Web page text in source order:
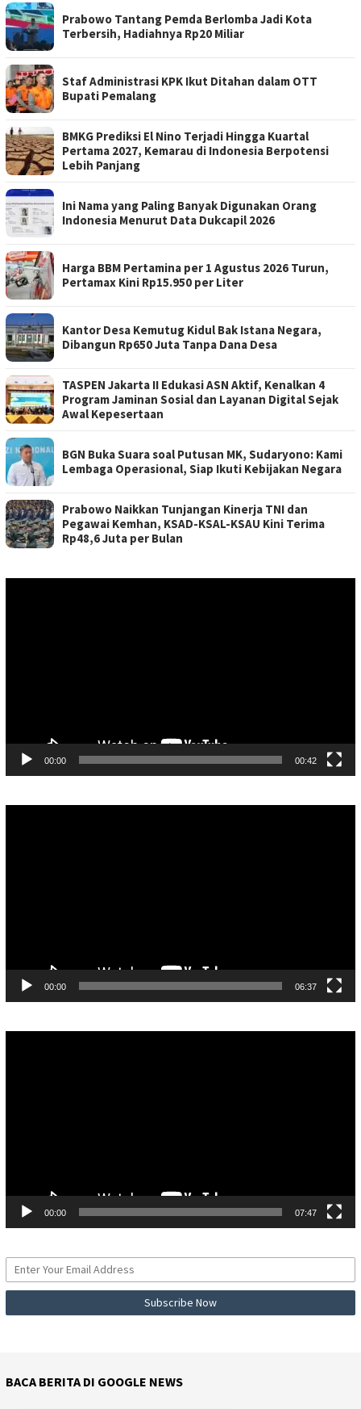
Prabowo Tantang Pemda Berlomba Jadi Kota
Terbersih, Hadiahnya Rp20 Miliar
Staf Administrasi KPK Ikut Ditahan dalam OTT
Bupati Pemalang
BMKG Prediksi El Nino Terjadi Hingga Kuartal
Pertama 2027, Kemarau di Indonesia Berpotensi
Lebih Panjang
Ini Nama yang Paling Banyak Digunakan Orang
Indonesia Menurut Data Dukcapil 2026
Harga BBM Pertamina per 1 Agustus 2026 Turun,
Pertamax Kini Rp15.950 per Liter
Kantor Desa Kemutug Kidul Bak Istana Negara,
Dibangun Rp650 Juta Tanpa Dana Desa
TASPEN Jakarta II Edukasi ASN Aktif, Kenalkan 4
Program Jaminan Sosial dan Layanan Digital Sejak
Awal Kepesertaan
BGN Buka Suara soal Putusan MK, Sudaryono: Kami
Lembaga Operasional, Siap Ikuti Kebijakan Negara
Prabowo Naikkan Tunjangan Kinerja TNI dan
Pegawai Kemhan, KSAD-KSAL-KSAU Kini Terima
Rp48,6 Juta per Bulan
00:00 00:42
00:00 06:37
00:00 07:47
BACA BERITA DI GOOGLE NEWS